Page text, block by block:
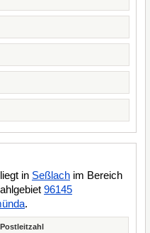
in Seßlach im Bereich
96145
.
Postleitzahl